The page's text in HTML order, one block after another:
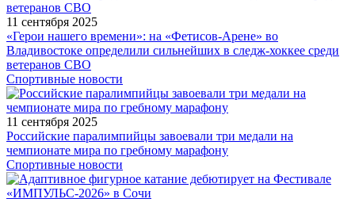
11 сентября 2025
«Герои нашего времени»: на «Фетисов-Арене» во
Владивостоке определили сильнейших в следж-хоккее среди
ветеранов СВО
Спортивные новости
11 сентября 2025
Российские паралимпийцы завоевали три медали на
чемпионате мира по гребному марафону
Спортивные новости